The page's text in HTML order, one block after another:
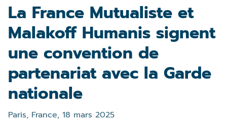
La France Mutualiste et
Malakoff Humanis signent
une convention de
partenariat avec la Garde
nationale
Paris, France, 18 mars 2025